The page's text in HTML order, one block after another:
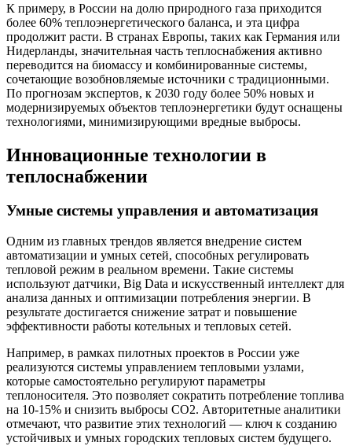
К примеру, в России на долю природного газа приходится
более 60% теплоэнергетического баланса, и эта цифра
продолжит расти. В странах Европы, таких как Германия или
Нидерланды, значительная часть теплоснабжения активно
переводится на биомассу и комбинированные системы,
сочетающие возобновляемые источники с традиционными.
По прогнозам экспертов, к 2030 году более 50% новых и
модернизируемых объектов теплоэнергетики будут оснащены
технологиями, минимизирующими вредные выбросы.
Инновационные технологии в
теплоснабжении
Умные системы управления и автоматизация
Одним из главных трендов является внедрение систем
автоматизации и умных сетей, способных регулировать
тепловой режим в реальном времени. Такие системы
используют датчики, Big Data и искусственный интеллект для
анализа данных и оптимизации потребления энергии. В
результате достигается снижение затрат и повышение
эффективности работы котельных и тепловых сетей.
Например, в рамках пилотных проектов в России уже
реализуются системы управлением тепловыми узлами,
которые самостоятельно регулируют параметры
теплоносителя. Это позволяет сократить потребление топлива
на 10-15% и снизить выбросы СО2. Авторитетные аналитики
отмечают, что развитие этих технологий — ключ к созданию
устойчивых и умных городских тепловых систем будущего.